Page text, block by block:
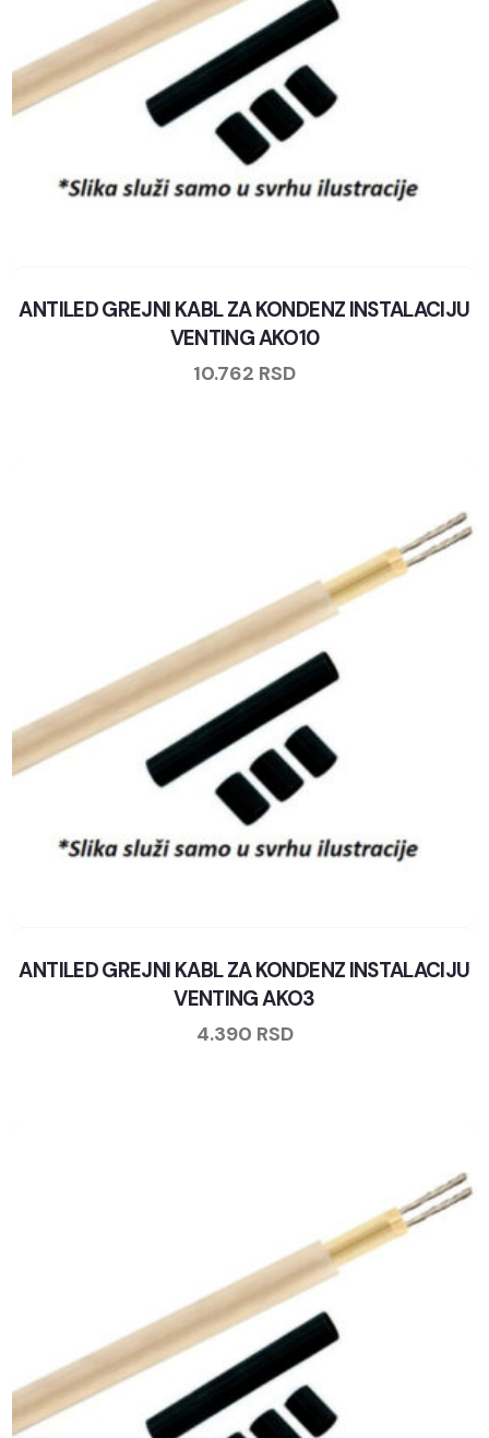
ANTILED GREJNI KABL ZA KONDENZ INSTALACIJU
VENTING AKO10
10.762 RSD
ANTILED GREJNI KABL ZA KONDENZ INSTALACIJU
VENTING AKO3
4.390 RSD